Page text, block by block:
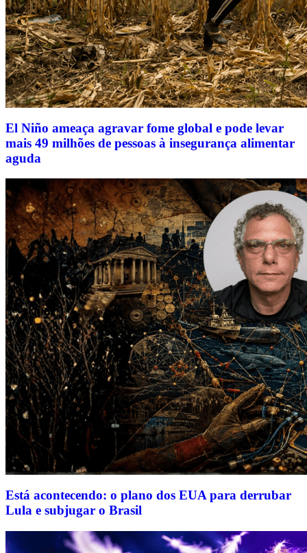
El Niño ameaça agravar fome global e pode levar
mais 49 milhões de pessoas à insegurança alimentar
aguda
Está acontecendo: o plano dos EUA para derrubar
Lula e subjugar o Brasil